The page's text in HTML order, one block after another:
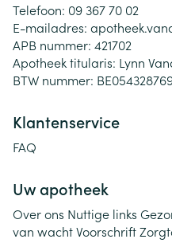
Telefoon: 09 367 70 02
E-mailadres:
APB nummer: 421702
Apotheek titularis: Lynn
BTW nummer:
Klantenservice
FAQ
Uw apotheek
Over ons Nuttige links
van wachtVoorschrift